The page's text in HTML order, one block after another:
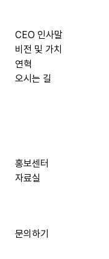
CEO 인사말
비전 및 가치
연혁
오시는 길
홍보센터
자료실
문의하기